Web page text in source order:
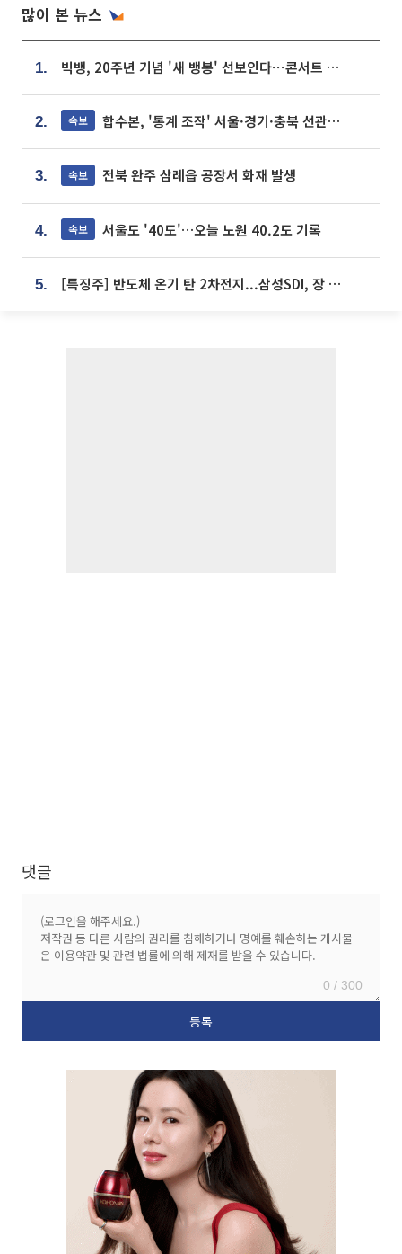
많이 본 뉴스
1. 빅뱅, 20주년 기념 '새 뱅봉' 선보인다⋯콘서트 앞두고 팝업 개최
2. 속보 합수본, '통계 조작' 서울·경기·충북 선관위 등 추가 압수수색
3. 속보 전북 완주 삼례읍 공장서 화재 발생
4. 속보 서울도 '40도'…오늘 노원 40.2도 기록
5. [특징주] 반도체 온기 탄 2차전지...삼성SDI, 장 초반 7% 넘게 껑충
댓글
0 / 300